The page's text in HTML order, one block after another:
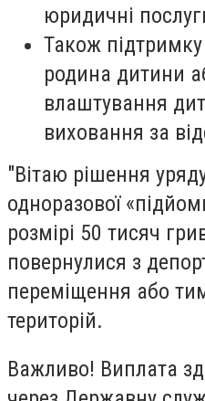
юридичні
Також
родина дитини
влаштування
виховання за
"Вітаю рішення
одноразової
розмірі 50 тисяч
повернулися з
переміщення або
територій.
Важливо! Виплата